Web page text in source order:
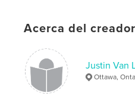
Acerca del creador
Justin Van
Ottawa,